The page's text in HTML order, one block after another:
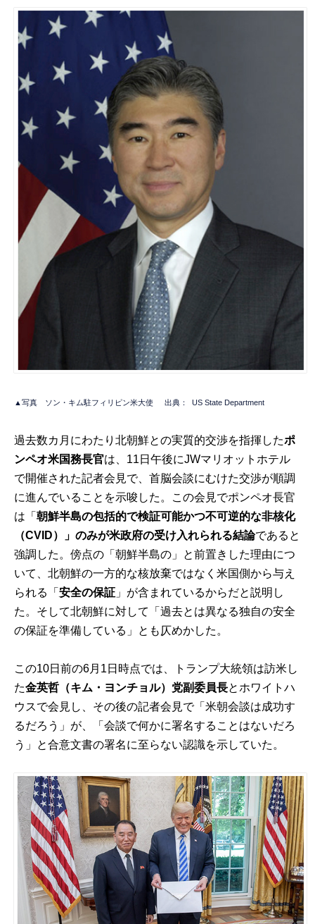
▲写真 ソン・キム駐フィリピン米大使 出典： US State Department
過去数カ月にわたり北朝鮮との実質的交渉を指揮したポ
ンペオ米国務長官は、11日午後にJWマリオットホテル
で開催された記者会見で、首脳会談にむけた交渉が順調
に進んでいることを示唆した。この会見でポンペオ長官
は「朝鮮半島の包括的で検証可能かつ不可逆的な非核化
（CVID）
」のみが米政府の受け入れられる結論であると
強調した。傍点の「朝鮮半島の」と前置きした理由につ
いて、北朝鮮の一方的な核放棄ではなく米国側から与え
られる「安全の保証 」が含まれているからだと説明し
た。そして北朝鮮に対して「過去とは異なる独自の安全
の保証を準備している」とも仄めかした。
この10日前の6月1日時点では、トランプ大統領は訪米し
た金英哲（キム・ヨンチョル）党副委員長とホワイトハ
ウスで会見し、その後の記者会見で「米朝会談は成功す
るだろう」が、「会談で何かに署名することはないだろ
う」と合意文書の署名に至らない認識を示していた。